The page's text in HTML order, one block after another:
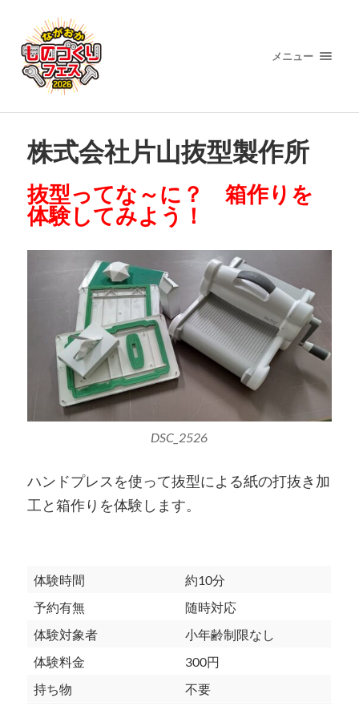
メニュー
株式会社片山抜型製作所
抜型ってな～に？ 箱作りを
体験してみよう！
DSC_2526
ハンドプレスを使って抜型による紙の打抜き加
工と箱作りを体験します。
体験時間
約10分
予約有無
随時対応
体験対象者
小年齢制限なし
体験料金
300円
持ち物
不要